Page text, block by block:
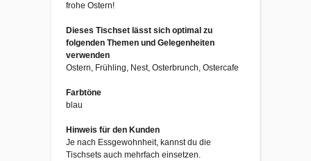
frohe Ostern!
Dieses Tischset lässt sich optimal zu
folgenden Themen und Gelegenheiten
verwenden
Ostern, Frühling, Nest, Osterbrunch, Ostercafe
Farbtöne
blau
Hinweis für den Kunden
Je nach Essgewohnheit, kannst du die
Tischsets auch mehrfach einsetzen.